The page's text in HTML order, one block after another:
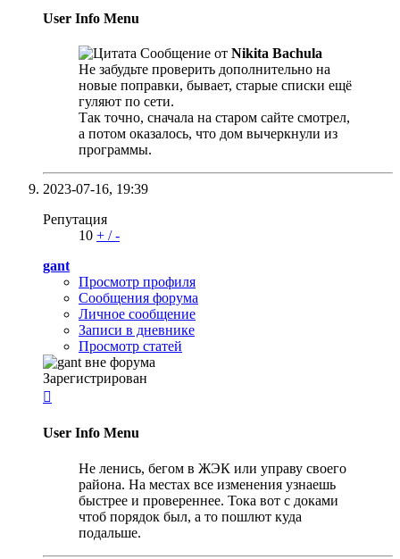
User Info Menu
Сообщение от Nikita Bachula
Не забудьте проверить дополнительно на
новые поправки, бывает, старые списки ещё
гуляют по сети.
Так точно, сначала на старом сайте смотрел,
а потом оказалось, что дом вычеркнули из
программы.
2023-07-16, 19:39
Репутация
10 + /-
gant
Просмотр профиля
Сообщения форума
Личное сообщение
Записи в дневнике
Просмотр статей
Зарегистрирован

User Info Menu
Не ленись, бегом в ЖЭК или управу своего
района. На местах все изменения узнаешь
быстрее и провереннее. Тока вот с доками
чтоб порядок был, а то пошлют куда
подальше.